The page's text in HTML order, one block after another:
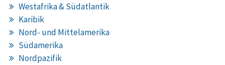
Westafrika & Südatlantik
Karibik
Nord- und Mittelamerika
Südamerika
Nordpazifik